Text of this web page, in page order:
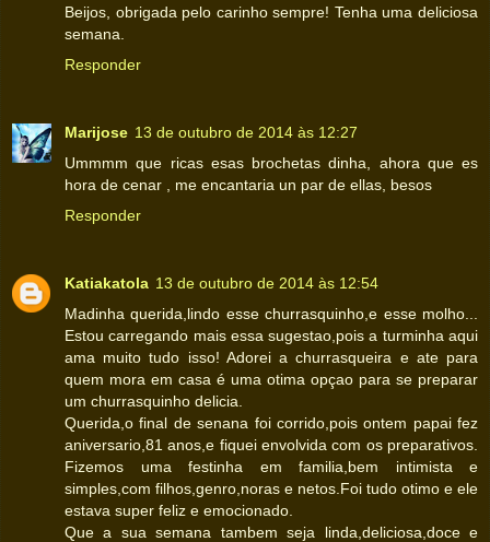
Beijos, obrigada pelo carinho sempre! Tenha uma deliciosa
semana.
Responder
Marijose 13 de outubro de 2014 às 12:27
Ummmm que ricas esas brochetas dinha, ahora que es
hora de cenar , me encantaria un par de ellas, besos
Responder
Katiakatola 13 de outubro de 2014 às 12:54
Madinha querida,lindo esse churrasquinho,e esse molho...
Estou carregando mais essa sugestao,pois a turminha aqui
ama muito tudo isso! Adorei a churrasqueira e ate para
quem mora em casa é uma otima opçao para se preparar
um churrasquinho delicia.
Querida,o final de senana foi corrido,pois ontem papai fez
aniversario,81 anos,e fiquei envolvida com os preparativos.
Fizemos uma festinha em familia,bem intimista e
simples,com filhos,genro,noras e netos.Foi tudo otimo e ele
estava super feliz e emocionado.
Que a sua semana tambem seja linda,deliciosa,doce e